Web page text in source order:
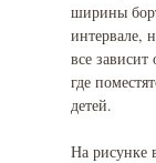
ширины
интервале,
все
где
детей.
На рисунке